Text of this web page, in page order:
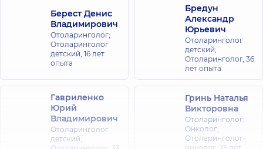
Берест Денис
Владимирович
Отоларинголог;
Отоларинголог
детский, 16 лет
опыта
Бредун
Александр
Юрьевич
Отоларинголог
детский;
Отоларинголог, 36
лет опыта
Гавриленко
Юрий
Владимирович
Отоларинголог
детский;
Гринь Наталья
Викторовна
Отоларинголог;
Онколог;
Отоларинголог-